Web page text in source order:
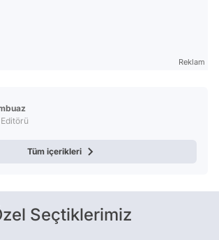
Reklam
Tüm içerikleri
Seçtiklerimiz